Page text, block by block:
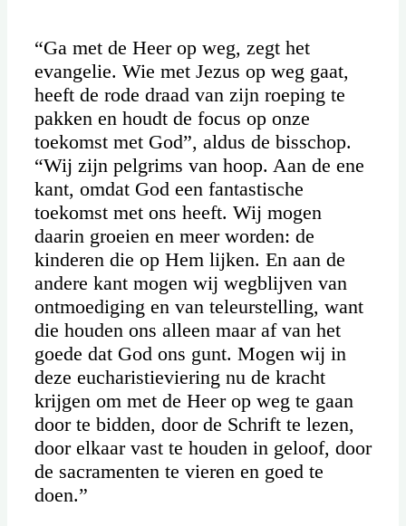
“Ga met de Heer op weg, zegt het
evangelie. Wie met Jezus op weg gaat,
heeft de rode draad van zijn roeping te
pakken en houdt de focus op onze
toekomst met God”, aldus de bisschop.
“Wij zijn pelgrims van hoop. Aan de ene
kant, omdat God een fantastische
toekomst met ons heeft. Wij mogen
daarin groeien en meer worden: de
kinderen die op Hem lijken. En aan de
andere kant mogen wij wegblijven van
ontmoediging en van teleurstelling, want
die houden ons alleen maar af van het
goede dat God ons gunt. Mogen wij in
deze eucharistieviering nu de kracht
krijgen om met de Heer op weg te gaan
door te bidden, door de Schrift te lezen,
door elkaar vast te houden in geloof, door
de sacramenten te vieren en goed te
doen.”